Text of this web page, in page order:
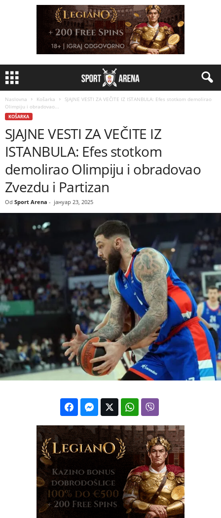
Naslovna Košarka
SJAJNE VESTI ZA VEČITE IZ ISTANBULA: Efes stotkom demolirao
Olimpiju i obradovao...
KOŠARKA
SJAJNE VESTI ZA VEČITE IZ
ISTANBULA: Efes stotkom
demolirao Olimpiju i obradovao
Zvezdu i Partizan
Od Sport Arena - јануар 23, 2025